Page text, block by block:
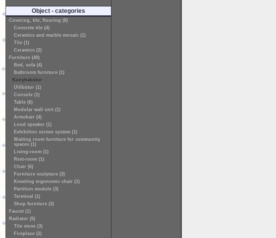
Object - categories
Covering, tile, flooring (8)
Concrete tile (4)
Ceramics and marble mosaic (1)
Tile (1)
Ceramics (2)
Furniture (40)
Bed, sofa (4)
Bathroom furniture (1)
Konyhabútor
Ülőbútor (1)
Console (1)
Table (6)
Modular wall unit (1)
Armchair (4)
Loud speaker (1)
Exhibition screen system (1)
Waiting room furniture for community
spaces (1)
Living-room (1)
Rest-room (1)
Chair (6)
Furniture sculpture (3)
Kneeling ergonomic chair (1)
Partition module (3)
Terminal (1)
Shop furniture (3)
Faucet (1)
Radiator (5)
Tile stove (3)
Fireplace (2)